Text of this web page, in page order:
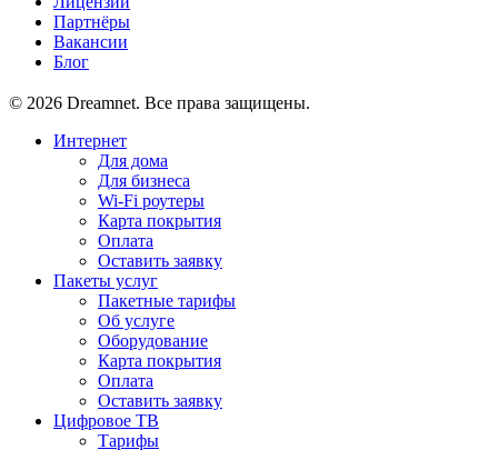
Партнёры
Вакансии
Блог
© 2026 Dreamnet. Все права защищены.
Интернет
Для дома
Для бизнеса
Wi-Fi роутеры
Карта покрытия
Оплата
Оставить заявку
Пакеты услуг
Пакетные тарифы
Об услуге
Оборудование
Карта покрытия
Оплата
Оставить заявку
Цифровое ТВ
Тарифы